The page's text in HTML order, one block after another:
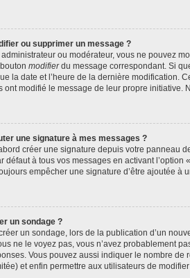
ou supprimer un message ?
administrateur ou modérateur, vous ne pouvez
modifierdu message correspondant. Si
la date et l’heure de la dernière modification.
ont modifié le message de leur propre
une signature à mes messages ?
créer une signature depuis votre panneau
défaut à tous vos messages en activant
empêcher une signature d’être ajoutée à
un sondage ?
créer un sondage, lors de la publication d’un
ne le voyez pas, vous n’avez probablement
Vous pouvez aussi indiquer le nombre de
et enfin permettre aux utilisateurs de